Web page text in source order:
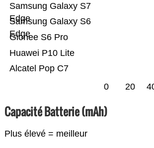
Alcatel Pop C7
Huawei P10 Lite
Gionee S6 Pro
Samsung Galaxy S6
Edge
Samsung Galaxy S7
Edge
0 20
Capacité Batterie (mAh)
Plus élevé = meilleur